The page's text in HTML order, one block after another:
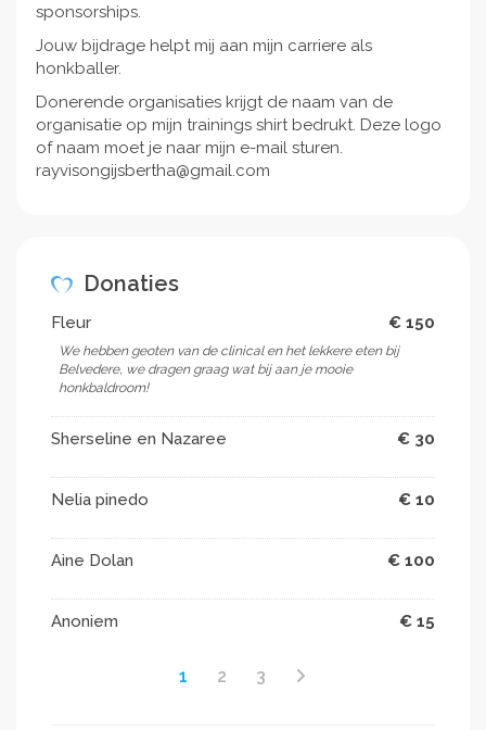
sponsorships.
Jouw bijdrage helpt mij aan mijn carriere als
honkballer.
Donerende organisaties krijgt de naam van de
organisatie op mijn trainings shirt bedrukt. Deze logo
of naam moet je naar mijn e-mail sturen.
rayvisongijsbertha@gmail.com
Donaties
Fleur € 150
We hebben geoten van de clinical en het lekkere eten bij
Belvedere, we dragen graag wat bij aan je mooie
honkbaldroom!
Sherseline en Nazaree € 30
Nelia pinedo € 10
Aine Dolan € 100
Anoniem € 15
1 2 3